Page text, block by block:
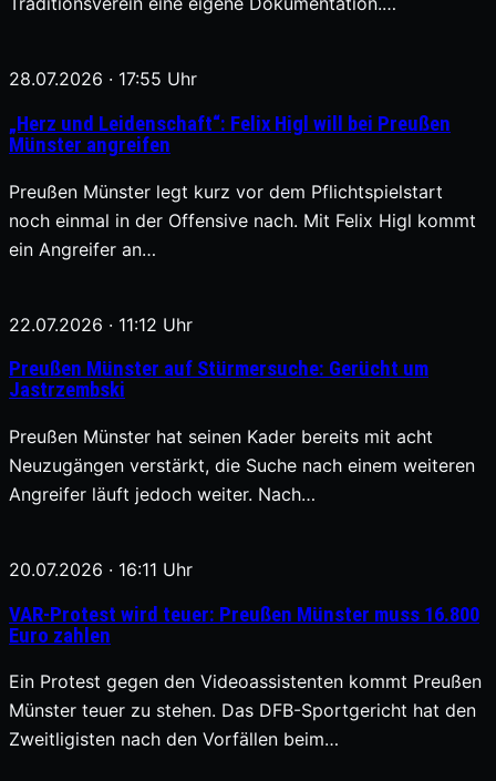
28.07.2026 · 17:55 Uhr
„Herz und Leidenschaft“: Felix Higl will bei Preußen
Münster angreifen
Preußen Münster legt kurz vor dem Pflichtspielstart
noch einmal in der Offensive nach. Mit Felix Higl kommt
ein Angreifer an…
22.07.2026 · 11:12 Uhr
Preußen Münster auf Stürmersuche: Gerücht um
Jastrzembski
Preußen Münster hat seinen Kader bereits mit acht
Neuzugängen verstärkt, die Suche nach einem weiteren
Angreifer läuft jedoch weiter. Nach…
20.07.2026 · 16:11 Uhr
VAR-Protest wird teuer: Preußen Münster muss 16.800
Euro zahlen
Ein Protest gegen den Videoassistenten kommt Preußen
Münster teuer zu stehen. Das DFB-Sportgericht hat den
Zweitligisten nach den Vorfällen beim…